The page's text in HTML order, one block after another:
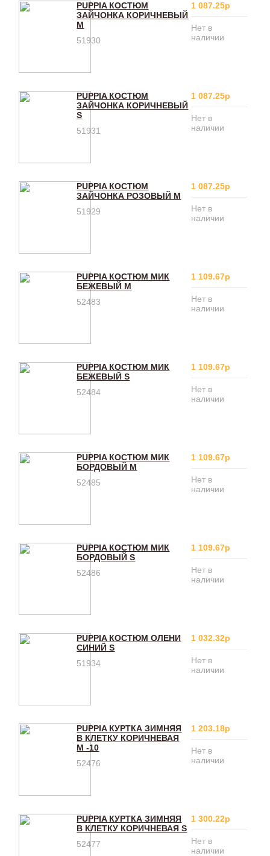
PUPPIA КОСТЮМ
ЗАЙЧОНКА КОРИЧНЕВЫЙ
M
51930
1 087.25р
Нет в
наличии
PUPPIA КОСТЮМ
ЗАЙЧОНКА КОРИЧНЕВЫЙ
S
51931
1 087.25р
Нет в
наличии
PUPPIA КОСТЮМ
ЗАЙЧОНКА РОЗОВЫЙ M
51929
1 087.25р
Нет в
наличии
PUPPIA КОСТЮМ МИК
БЕЖЕВЫЙ M
52483
1 109.67р
Нет в
наличии
PUPPIA КОСТЮМ МИК
БЕЖЕВЫЙ S
52484
1 109.67р
Нет в
наличии
PUPPIA КОСТЮМ МИК
БОРДОВЫЙ M
52485
1 109.67р
Нет в
наличии
PUPPIA КОСТЮМ МИК
БОРДОВЫЙ S
52486
1 109.67р
Нет в
наличии
PUPPIA КОСТЮМ ОЛЕНИ
СИНИЙ S
51934
1 032.32р
Нет в
наличии
PUPPIA КУРТКА ЗИМНЯЯ
В КЛЕТКУ КОРИЧНЕВАЯ
M -10
52476
1 203.18р
Нет в
наличии
PUPPIA КУРТКА ЗИМНЯЯ
В КЛЕТКУ КОРИЧНЕВАЯ S
52477
1 300.22р
Нет в
наличии